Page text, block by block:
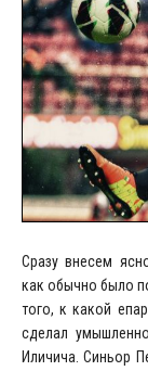
Сразу внесем
как обычно было
того, к какой
сделал
Иличича. Синьор